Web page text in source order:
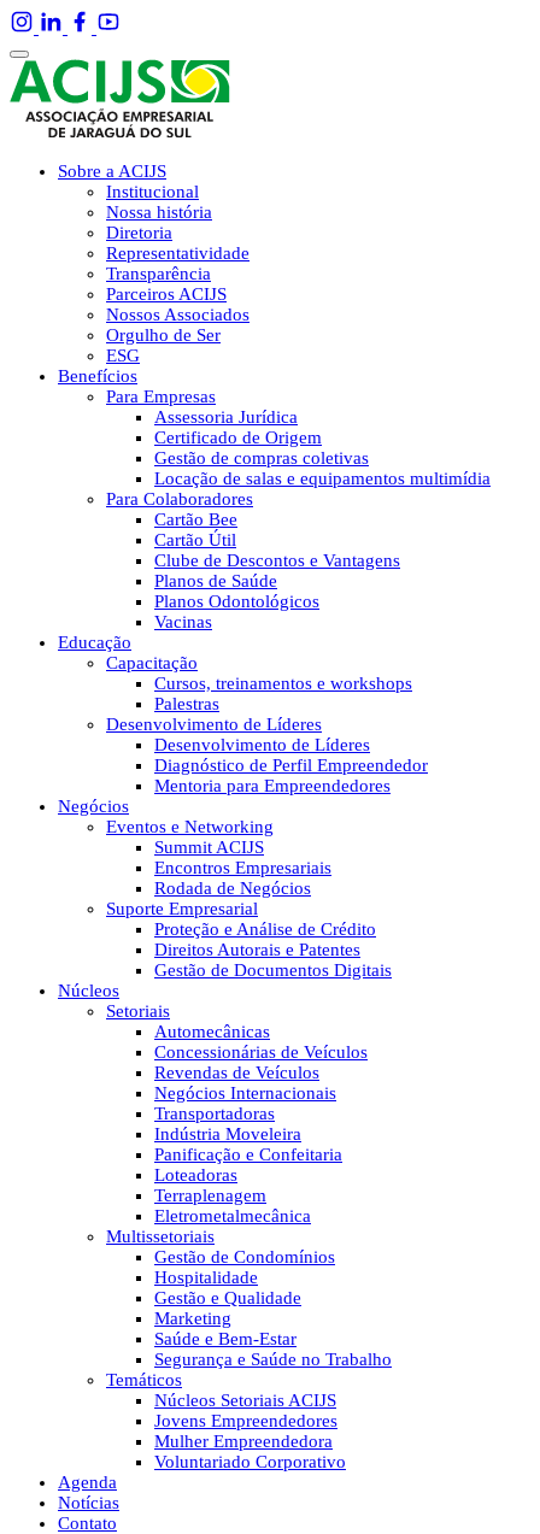
Sobre a ACIJS
Institucional
Nossa história
Diretoria
Representatividade
Transparência
Parceiros ACIJS
Nossos Associados
Orgulho de Ser
ESG
Benefícios
Para Empresas
Assessoria Jurídica
Certificado de Origem
Gestão de compras coletivas
Locação de salas e equipamentos multimídia
Para Colaboradores
Cartão Bee
Cartão Útil
Clube de Descontos e Vantagens
Planos de Saúde
Planos Odontológicos
Vacinas
Educação
Capacitação
Cursos, treinamentos e workshops
Palestras
Desenvolvimento de Líderes
Desenvolvimento de Líderes
Diagnóstico de Perfil Empreendedor
Mentoria para Empreendedores
Negócios
Eventos e Networking
Summit ACIJS
Encontros Empresariais
Rodada de Negócios
Suporte Empresarial
Proteção e Análise de Crédito
Direitos Autorais e Patentes
Gestão de Documentos Digitais
Núcleos
Setoriais
Automecânicas
Concessionárias de Veículos
Revendas de Veículos
Negócios Internacionais
Transportadoras
Indústria Moveleira
Panificação e Confeitaria
Loteadoras
Terraplenagem
Eletrometalmecânica
Multissetoriais
Gestão de Condomínios
Hospitalidade
Gestão e Qualidade
Marketing
Saúde e Bem-Estar
Segurança e Saúde no Trabalho
Temáticos
Núcleos Setoriais ACIJS
Jovens Empreendedores
Mulher Empreendedora
Voluntariado Corporativo
Agenda
Notícias
Contato